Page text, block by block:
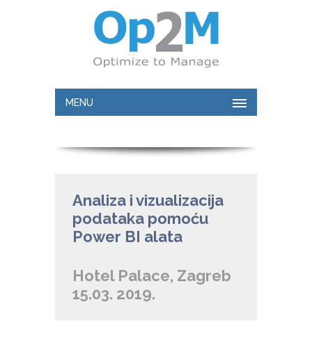
MENU
Analiza i vizualizacija
podataka pomoću
Power BI alata
Hotel Palace, Zagreb
15.03. 2019.